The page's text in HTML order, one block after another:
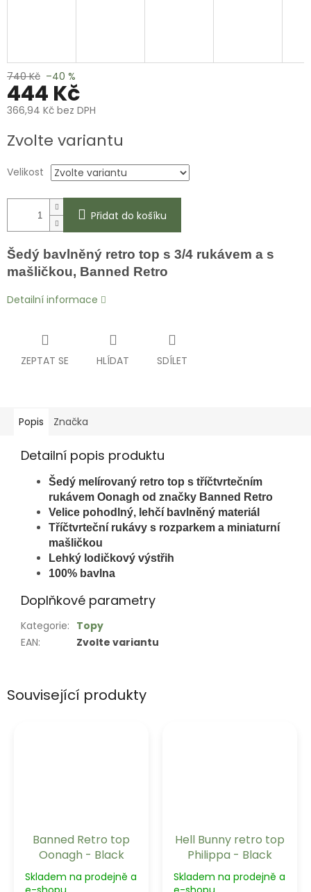
740 Kč –40 %
444 Kč
366,94 Kč bez DPH
cena:
Zvolte variantu
Velikost
Přidat do košíku
Šedý bavlněný retro top s 3/4 rukávem a s
mašličkou, Banned Retro
Detailní informace
ZEPTAT SE HLÍDAT SDÍLET
Související produkty
Banned Retro top
Oonagh - Black
Skladem na prodejně a
Hell Bunny retro top
Philippa - Black
Skladem na prodejně a
Popis Značka
Detailní popis produktu
Šedý melírovaný retro top s tříčtvrtečním
rukávem Oonagh od značky Banned Retro
Velice pohodlný, lehčí bavlněný materiál
Tříčtvrteční rukávy s rozparkem a miniaturní
mašličkou
Lehký lodičkový výstřih
100% bavlna
Doplňkové parametry
Kategorie: Topy
EAN: Zvolte variantu